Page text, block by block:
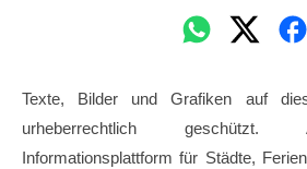
Texte, Bilder und Grafiken auf
urheberrechtlich geschützt.
Informationsplattform für Städte,